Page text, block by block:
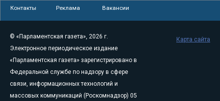
Контакты Реклама Вакансии
© «Парламентская газета», 2026 г.
Электронное периодическое издание
«Парламентская газета» зарегистрировано в
Федеральной службе по надзору в сфере
связи, информационных технологий и
массовых коммуникаций (Роскомнадзор) 05
Карта сайта